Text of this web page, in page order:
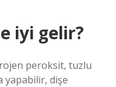
iyi gelir?
peroksit, tuzlu
yapabilir, dişe